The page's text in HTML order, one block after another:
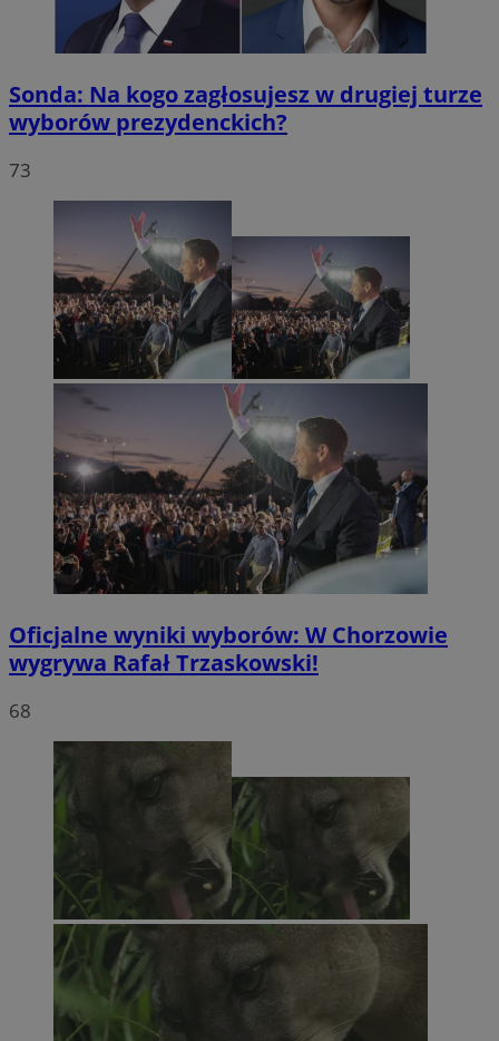
Sonda: Na kogo zagłosujesz w drugiej turze
wyborów prezydenckich?
73
Oficjalne wyniki wyborów: W Chorzowie
wygrywa Rafał Trzaskowski!
68